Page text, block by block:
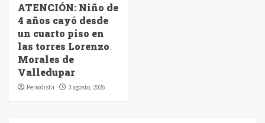
ATENCIÓN: Niño de
4 años cayó desde
un cuarto piso en
las torres Lorenzo
Morales de
Valledupar
Periodista 3 agosto, 2026